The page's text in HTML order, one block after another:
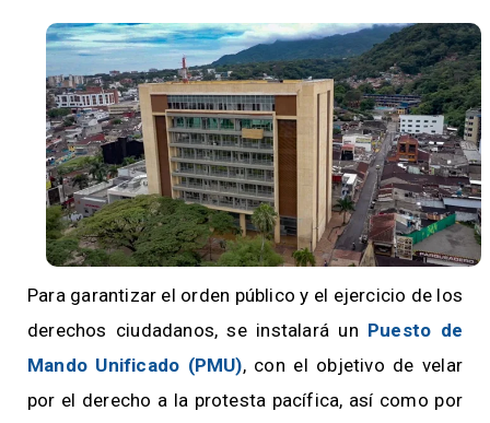
Para garantizar el orden público y el ejercicio de los
derechos ciudadanos, se instalará un Puesto de
Mando Unificado (PMU), con el objetivo de velar
por el derecho a la protesta pacífica, así como por